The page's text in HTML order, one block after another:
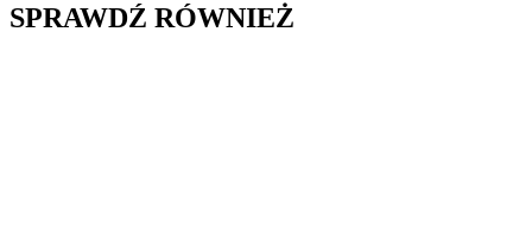
SPRAWDŹ RÓWNIEŻ